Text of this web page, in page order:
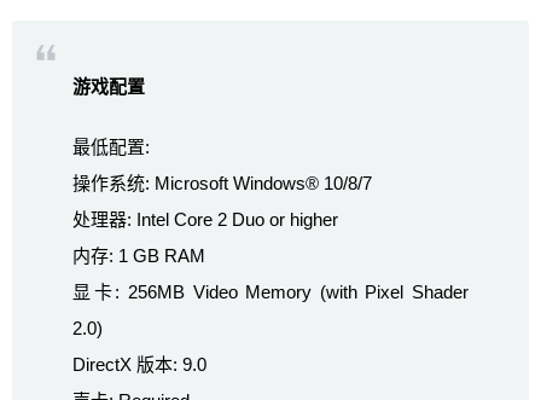
游戏配置
最低配置:
操作系统: Microsoft Windows® 10/8/7
处理器: Intel Core 2 Duo or higher
内存: 1 GB RAM
显卡: 256MB Video Memory (with Pixel Shader
2.0)
DirectX 版本: 9.0